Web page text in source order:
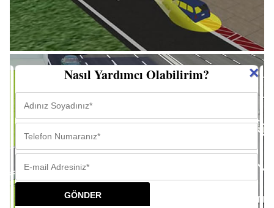
Nasıl Yardımcı Olabilirim? ×